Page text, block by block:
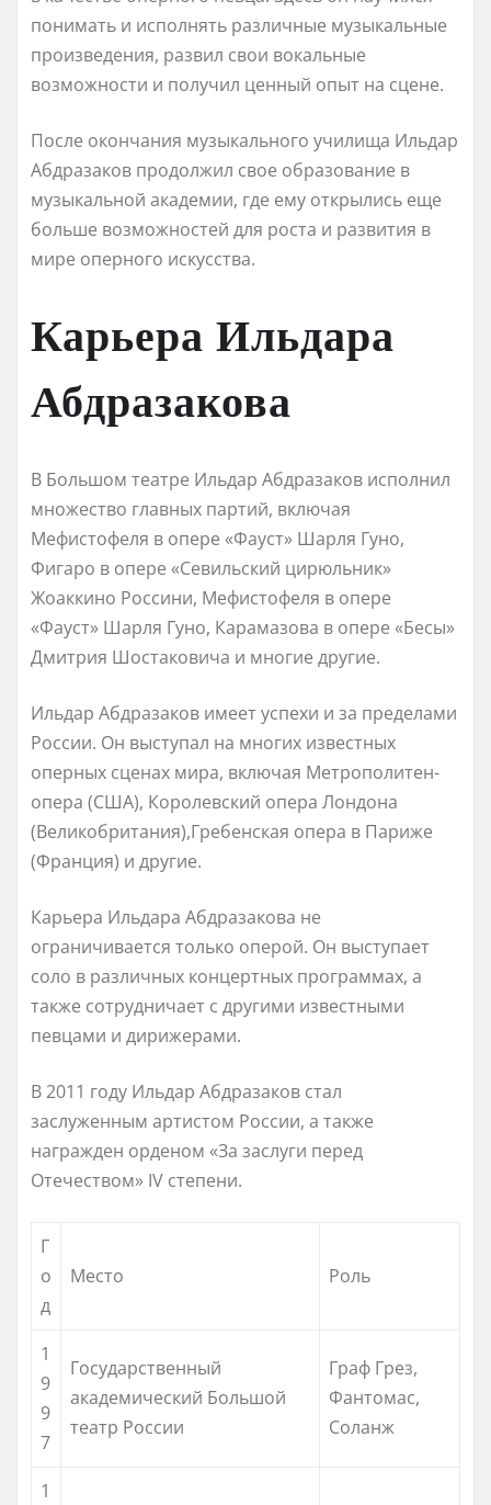
понимать и исполнять различные музыкальные
произведения, развил свои вокальные
возможности и получил ценный опыт на сцене.
После окончания музыкального училища Ильдар
Абдразаков продолжил свое образование в
музыкальной академии, где ему открылись еще
больше возможностей для роста и развития в
мире оперного искусства.
Карьера Ильдара
Абдразакова
В Большом театре Ильдар Абдразаков исполнил
множество главных партий, включая
Мефистофеля в опере «Фауст» Шарля Гуно,
Фигаро в опере «Севильский цирюльник»
Жоаккино Россини, Мефистофеля в опере
«Фауст» Шарля Гуно, Карамазова в опере «Бесы»
Дмитрия Шостаковича и многие другие.
Ильдар Абдразаков имеет успехи и за пределами
России. Он выступал на многих известных
оперных сценах мира, включая Метрополитен-
опера (США), Королевский опера Лондона
(Великобритания),Гребенская опера в Париже
(Франция) и другие.
Карьера Ильдара Абдразакова не
ограничивается только оперой. Он выступает
соло в различных концертных программах, а
также сотрудничает с другими известными
певцами и дирижерами.
В 2011 году Ильдар Абдразаков стал
заслуженным артистом России, а также
награжден орденом «За заслуги перед
Отечеством» IV степени.
Г
о
д
Место Роль
1
9
9
7
Государственный
академический Большой
театр России
Граф Грез,
Фантомас,
Соланж
1